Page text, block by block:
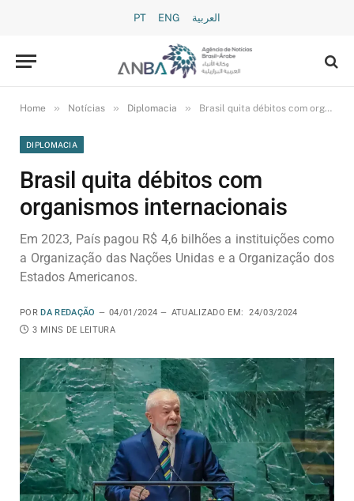
PT ENG العربية
Home » Notícias » Diplomacia » Brasil quita débitos com organismos internacionais
DIPLOMACIA
Brasil quita débitos com
organismos internacionais
Em 2023, País pagou R$ 4,6 bilhões a instituições como
a Organização das Nações Unidas e a Organização dos
Estados Americanos.
POR DA REDAÇÃO 04/01/2024 ATUALIZADO EM:
24/03/2024
3 MINS DE LEITURA